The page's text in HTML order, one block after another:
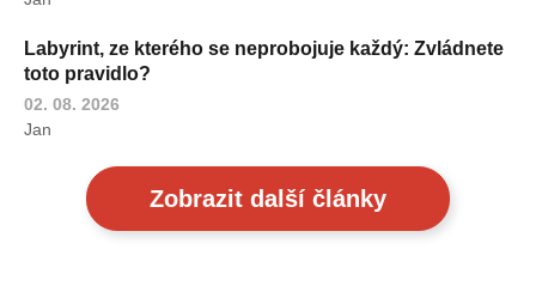
Labyrint, ze kterého se neprobojuje každý: Zvládnete
toto pravidlo?
02. 08. 2026
Jan
Zobrazit další články